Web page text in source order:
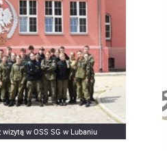
w OSS SG w Lubaniu